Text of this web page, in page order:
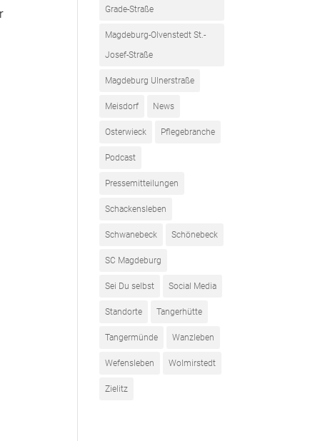
Grade-Straße
Magdeburg-Olvenstedt St.-
Josef-Straße
Magdeburg Ulnerstraße
Meisdorf News
Osterwieck Pflegebranche
Podcast
Pressemitteilungen
Schackensleben
Schwanebeck Schönebeck
SC Magdeburg
Sei Du selbst Social Media
Standorte Tangerhütte
Tangermünde Wanzleben
Wefensleben Wolmirstedt
Zielitz